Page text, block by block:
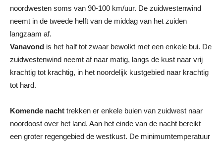
noordwesten soms van 90-100 km/uur. De zuidwestenwind
neemt in de tweede helft van de middag van het zuiden
langzaam af.
Vanavond is het half tot zwaar bewolkt met een enkele bui. De
zuidwestenwind neemt af naar matig, langs de kust naar vrij
krachtig tot krachtig, in het noordelijk kustgebied naar krachtig
tot hard.
Komende nacht trekken er enkele buien van zuidwest naar
noordoost over het land. Aan het einde van de nacht bereikt
een groter regengebied de westkust. De minimumtemperatuur